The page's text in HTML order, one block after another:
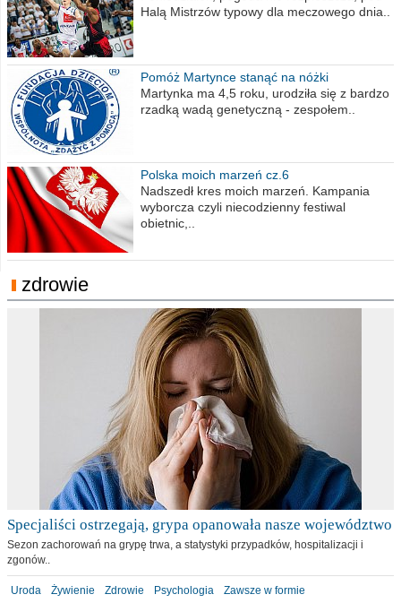
Halą Mistrzów typowy dla meczowego dnia..
Pomóż Martynce stanąć na nóżki
Martynka ma 4,5 roku, urodziła się z bardzo
rzadką wadą genetyczną - zespołem..
Polska moich marzeń cz.6
Nadszedł kres moich marzeń. Kampania
wyborcza czyli niecodzienny festiwal
obietnic,..
zdrowie
Specjaliści ostrzegają, grypa opanowała nasze województwo
Sezon zachorowań na grypę trwa, a statystyki przypadków, hospitalizacji i
zgonów..
Uroda Żywienie Zdrowie Psychologia Zawsze w formie